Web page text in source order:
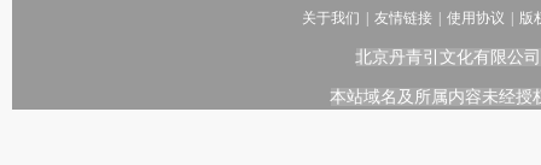
关于我们 友情链接 使用协议 版
北京丹青引文化有限公
本站域名及所属内容未经授